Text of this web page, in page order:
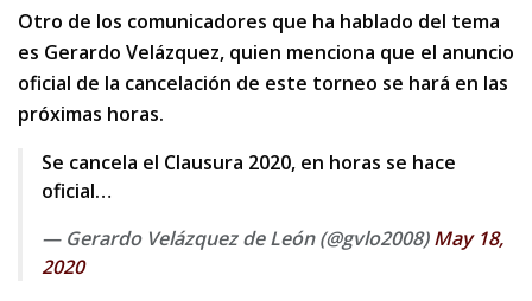
Otro de los comunicadores que ha hablado del tema
es Gerardo Velázquez, quien menciona que el anuncio
oficial de la cancelación de este torneo se hará en las
próximas horas.
Se cancela el Clausura 2020, en horas se hace
oficial…
— Gerardo Velázquez de León (@gvlo2008)May 18,
2020